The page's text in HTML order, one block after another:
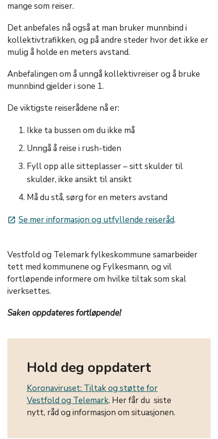
mange som reiser.
Det anbefales nå også at man bruker munnbind i
kollektivtrafikken, og på andre steder hvor det ikke er
mulig å holde en meters avstand.
Anbefalingen om å unngå kollektivreiser og å bruke
munnbind gjelder i sone 1.
De viktigste reiserådene nå er:
Ikke ta bussen om du ikke må
Unngå å reise i rush-tiden
Fyll opp alle sitteplasser – sitt skulder til
skulder, ikke ansikt til ansikt
Må du stå, sørg for en meters avstand
launch Se mer informasjon og utfyllende reiseråd.
Vestfold og Telemark fylkeskommune samarbeider
tett med kommunene og Fylkesmann, og vil
fortløpende informere om hvilke tiltak som skal
iverksettes.
Saken oppdateres fortløpende!
Hold deg oppdatert
Koronaviruset: Tiltak og støtte for
Vestfold og Telemark. Her får du siste
nytt, råd og informasjon om situasjonen.